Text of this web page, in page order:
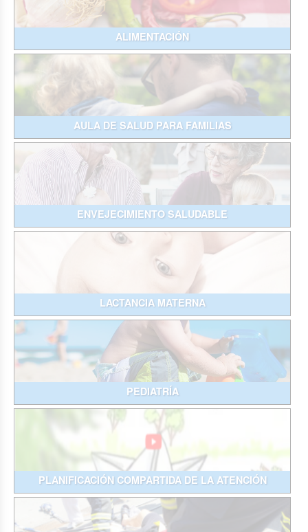
ALIMENTACIÓN
AULA DE SALUD PARA FAMILIAS
ENVEJECIMIENTO SALUDABLE
LACTANCIA MATERNA
PEDIATRÍA
PLANIFICACIÓN COMPARTIDA DE LA ATENCIÓN